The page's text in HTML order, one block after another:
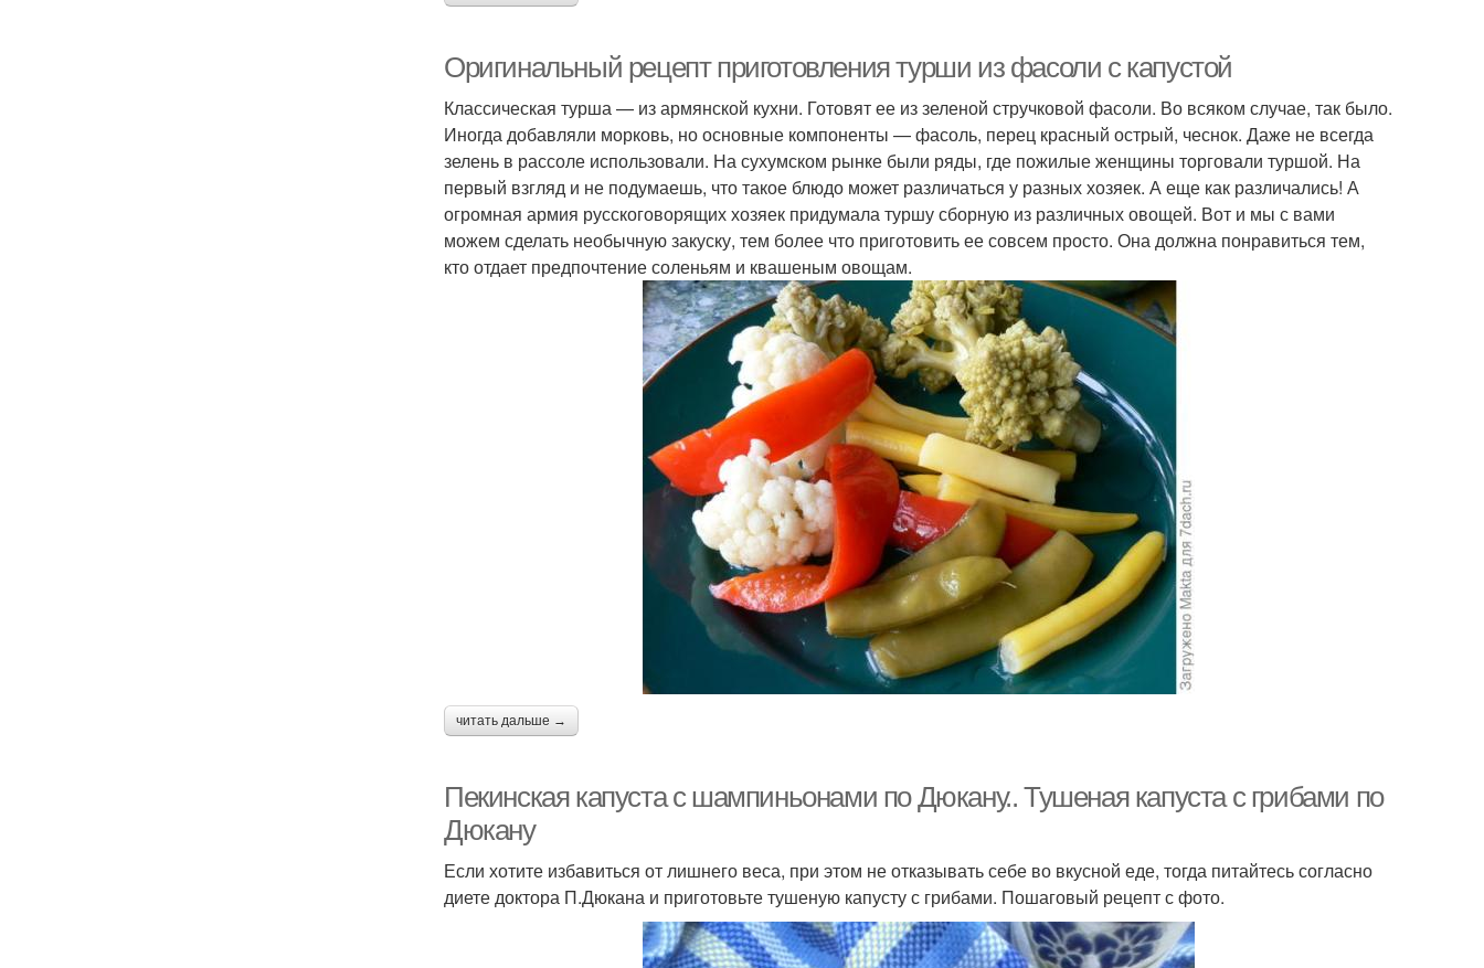
Оригинальный рецепт приготовления турши из фасоли с капустой
Классическая турша — из армянской кухни. Готовят ее из зеленой стручковой фасоли. Во всяком случае, так было.
Иногда добавляли морковь, но основные компоненты — фасоль, перец красный острый, чеснок. Даже не всегда
зелень в рассоле использовали. На сухумском рынке были ряды, где пожилые женщины торговали туршой. На
первый взгляд и не подумаешь, что такое блюдо может различаться у разных хозяек. А еще как различались! А
огромная армия русскоговорящих хозяек придумала туршу сборную из различных овощей. Вот и мы с вами
можем сделать необычную закуску, тем более что приготовить ее совсем просто. Она должна понравиться тем,
кто отдает предпочтение соленьям и квашеным овощам.
читать дальше →
Пекинская капуста с шампиньонами по Дюкану.. Тушеная капуста с грибами по
Дюкану
Если хотите избавиться от лишнего веса, при этом не отказывать себе во вкусной еде, тогда питайтесь согласно
диете доктора П.Дюкана и приготовьте тушеную капусту с грибами. Пошаговый рецепт с фото.